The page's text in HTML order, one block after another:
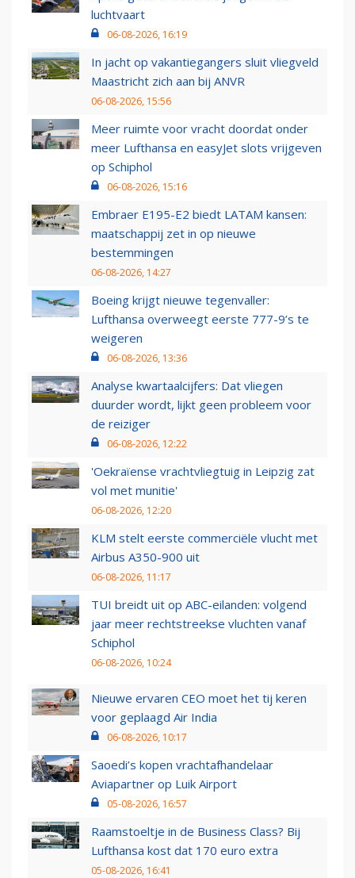
luchtvaart
06-08-2026, 16:19
In jacht op vakantiegangers sluit vliegveld
Maastricht zich aan bij ANVR
06-08-2026, 15:56
Meer ruimte voor vracht doordat onder
meer Lufthansa en easyJet slots vrijgeven
op Schiphol
06-08-2026, 15:16
Embraer E195-E2 biedt LATAM kansen:
maatschappij zet in op nieuwe
bestemmingen
06-08-2026, 14:27
Boeing krijgt nieuwe tegenvaller:
Lufthansa overweegt eerste 777-9’s te
weigeren
06-08-2026, 13:36
Analyse kwartaalcijfers: Dat vliegen
duurder wordt, lijkt geen probleem voor
de reiziger
06-08-2026, 12:22
'Oekraïense vrachtvliegtuig in Leipzig zat
vol met munitie'
06-08-2026, 12:20
KLM stelt eerste commerciële vlucht met
Airbus A350-900 uit
06-08-2026, 11:17
TUI breidt uit op ABC-eilanden: volgend
jaar meer rechtstreekse vluchten vanaf
Schiphol
06-08-2026, 10:24
Nieuwe ervaren CEO moet het tij keren
voor geplaagd Air India
06-08-2026, 10:17
Saoedi’s kopen vrachtafhandelaar
Aviapartner op Luik Airport
05-08-2026, 16:57
Raamstoeltje in de Business Class? Bij
Lufthansa kost dat 170 euro extra
05-08-2026, 16:41